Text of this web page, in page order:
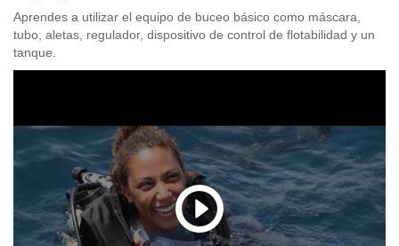
Aprendes a utilizar el equipo de buceo básico como máscara,
tubo, aletas, regulador, dispositivo de control de flotabilidad y un
tanque.